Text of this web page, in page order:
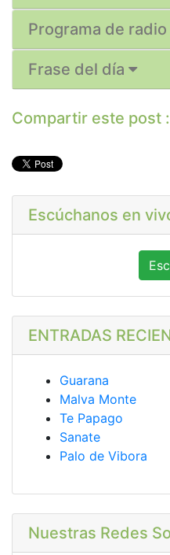
Programa de radio
Frase del día
Compartir este post :
Escúchanos en
ENTRADAS
Guarana
Malva Monte
Te Papago
Sanate
Palo de Vibora
Nuestras Redes